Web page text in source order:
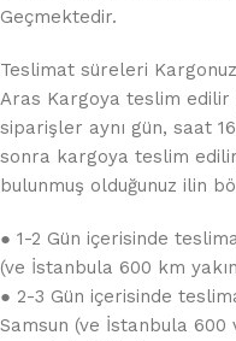
Geçmektedir.
Teslimat süreleri
Aras Kargoya teslim
siparişler aynı gün, saat
sonra kargoya teslim
bulunmuş olduğunuz ilin
● 1-2 Gün içerisinde
(ve İstanbula 600 km
● 2-3 Gün içerisinde
Samsun (ve İstanbula 600